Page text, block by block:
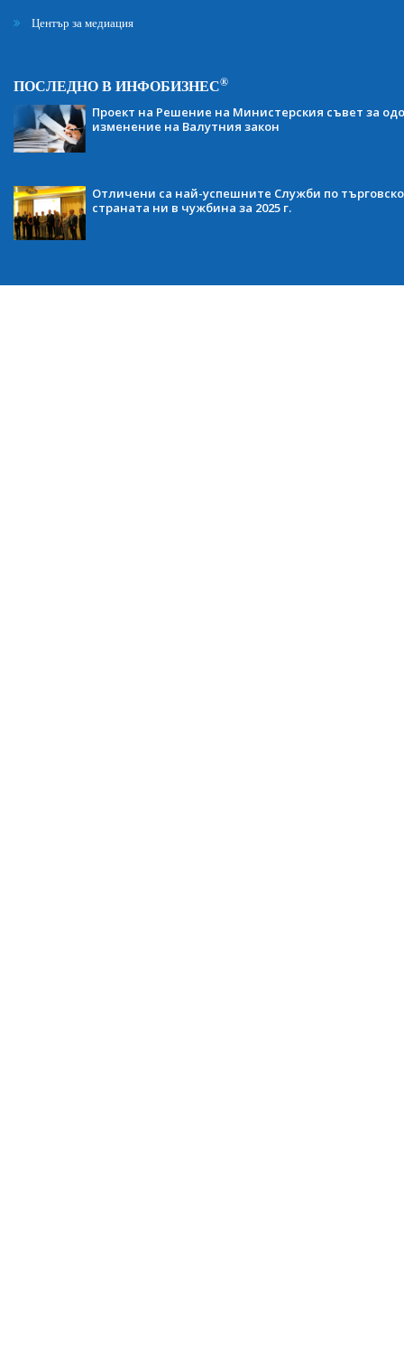
Център за медиация
ПОСЛЕДНО В ИНФОБИЗНЕС®
Проект на Решение на Министерския съвет за
изменение на Валутния закон
Отличени са най-успешните Служби по
страната ни в чужбина за 2025 г.